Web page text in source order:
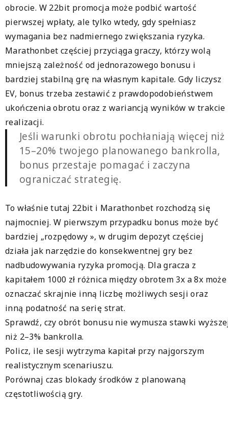
obrocie. W 22bit promocja może podbić wartość
pierwszej wpłaty, ale tylko wtedy, gdy spełniasz
wymagania bez nadmiernego zwiększania ryzyka.
Marathonbet częściej przyciąga graczy, którzy wolą
mniejszą zależność od jednorazowego bonusu i
bardziej stabilną grę na własnym kapitale. Gdy liczysz
EV, bonus trzeba zestawić z prawdopodobieństwem
ukończenia obrotu oraz z wariancją wyników w trakcie
realizacji.
Jeśli warunki obrotu pochłaniają więcej niż
15–20% twojego planowanego bankrolla,
bonus przestaje pomagać i zaczyna
ograniczać strategię.
To właśnie tutaj 22bit i Marathonbet rozchodzą się
najmocniej. W pierwszym przypadku bonus może być
bardziej „rozpędowy », w drugim depozyt częściej
działa jak narzędzie do konsekwentnej gry bez
nadbudowywania ryzyka promocją. Dla gracza z
kapitałem 1000 zł różnica między obrotem 3x a 8x może
oznaczać skrajnie inną liczbę możliwych sesji oraz
inną podatność na serię strat.
Sprawdź, czy obrót bonusu nie wymusza stawki
niż 2–3% bankrolla.
Policz, ile sesji wytrzyma kapitał przy najgorszym
realistycznym scenariuszu.
Porównaj czas blokady środków z planowaną
częstotliwością gry.